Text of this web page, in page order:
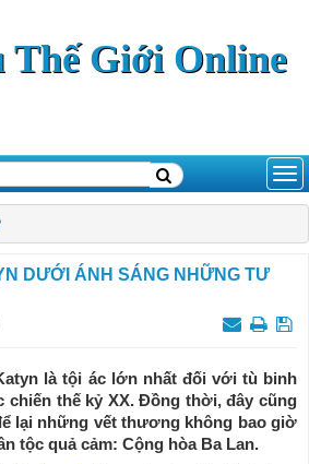
Thế Giới Online
DƯỚI ÁNH SÁNG NHỮNG TƯ
là tội ác lớn nhất đối với tù binh
chiến thế kỷ XX. Đồng thời, đây cũng
lại những vết thương không bao giờ
tộc quả cảm: Cộng hòa Ba Lan.